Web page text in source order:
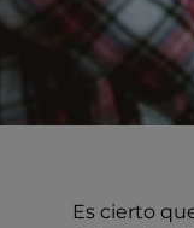
Es cierto